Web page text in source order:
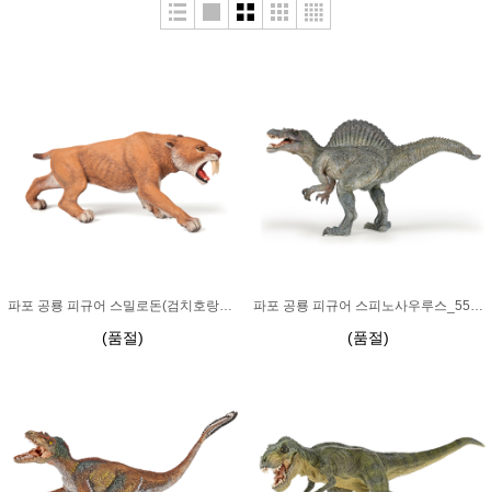
파포 공룡 피규어 스밀로돈(검치호랑이)_55022
(품절)
파포 공룡 피규어 스피노사우루스_55011
(품절)